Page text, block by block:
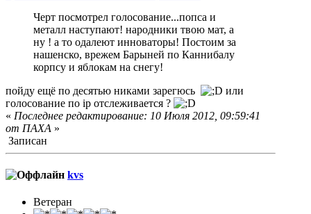
Черт посмотрел голосование...попса и
металл наступают! народники твою мат, а
ну ! а то одалеют инноваторы! Постоим за
нашенско, врежем Барыней по Каннибалу
корпсу и яблокам на снегу!
пойду ещё по десятью никами зарегюсь
или
голосование по ip отслеживается ?
« Последнее редактирование: 10 Июля 2012, 09:59:41
от ПАХА »
Записан
kvs
Ветеран